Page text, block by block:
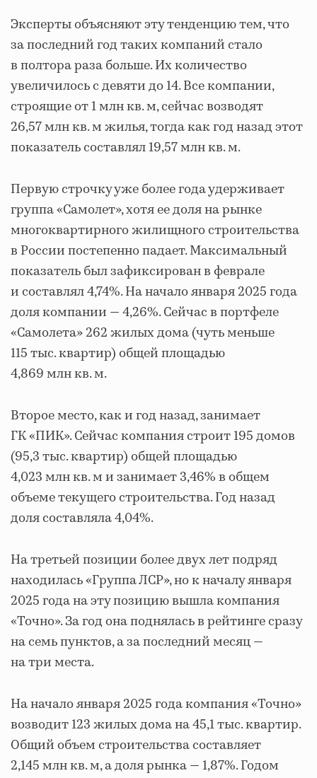
Эксперты объясняют эту тенденцию тем, что
за последний год таких компаний стало
в полтора раза больше. Их количество
увеличилось с девяти до 14. Все компании,
строящие от 1 млн кв. м, сейчас возводят
26,57 млн кв. м жилья, тогда как год назад этот
показатель составлял 19,57 млн кв. м.
Первую строчку уже более года удерживает
группа «Самолет», хотя ее доля на рынке
многоквартирного жилищного строительства
в России постепенно падает. Максимальный
показатель был зафиксирован в феврале
и составлял 4,74%. На начало января 2025 года
доля компании — 4,26%. Сейчас в портфеле
«Самолета» 262 жилых дома (чуть меньше
115 тыс. квартир) общей площадью
4,869 млн кв. м.
Второе место, как и год назад, занимает
ГК «ПИК». Сейчас компания строит 195 домов
(95,3 тыс. квартир) общей площадью
4,023 млн кв. м и занимает 3,46% в общем
объеме текущего строительства. Год назад
доля составляла 4,04%.
На третьей позиции более двух лет подряд
находилась «Группа ЛСР», но к началу января
2025 года на эту позицию вышла компания
«Точно». За год она поднялась в рейтинге сразу
на семь пунктов, а за последний месяц —
на три места.
На начало января 2025 года компания «Точно»
возводит 123 жилых дома на 45,1 тыс. квартир.
Общий объем строительства составляет
2,145 млн кв. м, а доля рынка — 1,87%. Годом